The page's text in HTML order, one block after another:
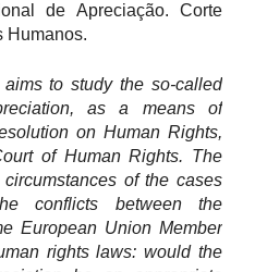
de Apreciação. Corte
Humanos.
to study the so-called
as a means of
on Human Rights,
of Human Rights. The
of the cases
conflicts between the
European Union Member
rights laws: would the